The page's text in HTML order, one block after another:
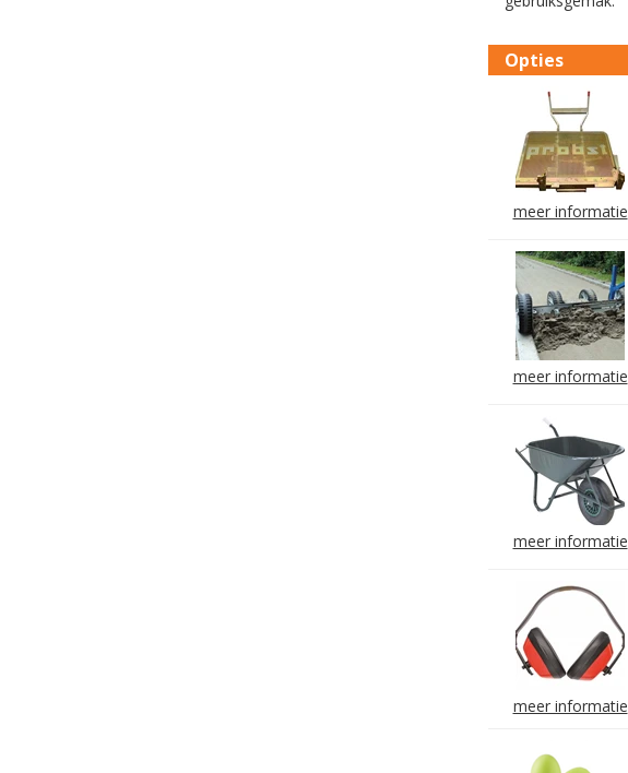
Opties
meer informatie
meer informatie
meer informatie
meer informatie